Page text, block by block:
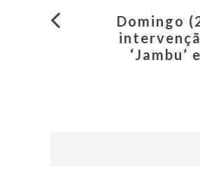
Domingo
‘Jambu’